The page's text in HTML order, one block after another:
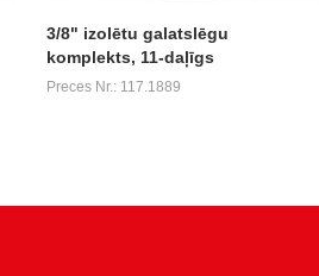
3/8" izolētu galatslēgu
komplekts, 11-daļīgs
Preces Nr.: 117.1889